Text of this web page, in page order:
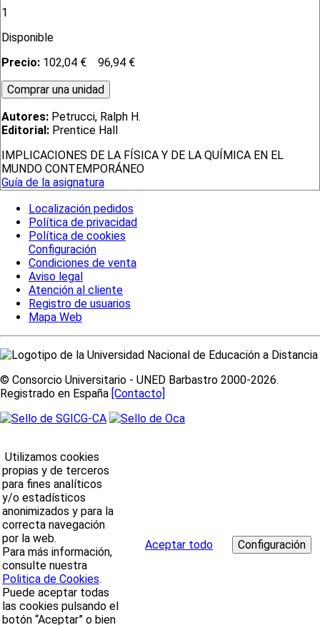
1
Disponible
Precio: 102,04 € 96,94 €
Autores: Petrucci, Ralph H.
Editorial: Prentice Hall
IMPLICACIONES DE LA FÍSICA Y DE LA QUÍMICA EN EL
MUNDO CONTEMPORÁNEO
Guía de la asignatura
Localización pedidos
Política de privacidad
Política de cookies
Configuración
Condiciones de venta
Aviso legal
Atención al cliente
Registro de usuarios
Mapa Web
© Consorcio Universitario - UNED Barbastro 2000-2026.
Registrado en España [Contacto]
Utilizamos cookies
propias y de terceros
para fines analíticos
y/o estadísticos
anonimizados y para la
correcta navegación
por la web.
Para más información,
consulte nuestra
Politica de Cookies.
Puede aceptar todas
las cookies pulsando el
botón “Aceptar” o bien
Aceptar todo